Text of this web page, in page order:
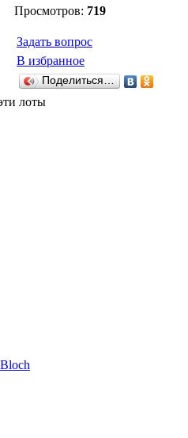
Просмотров: 719
Задать вопрос
В избранное
Поделиться…
лоты